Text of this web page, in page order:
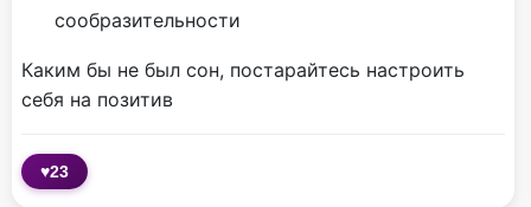
сообразительности
Каким бы не был сон, постарайтесь настроить
себя на позитив
♥23